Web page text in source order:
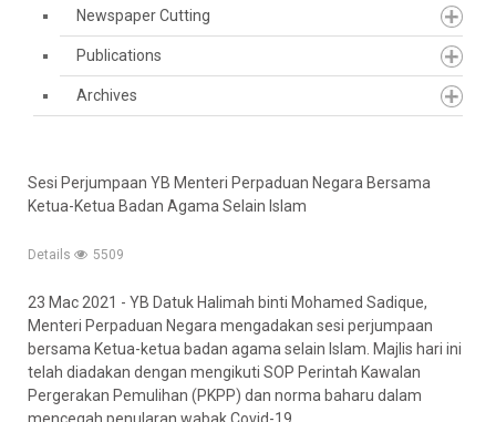
Newspaper Cutting
Publications
Archives
Sesi Perjumpaan YB Menteri Perpaduan Negara Bersama
Ketua-Ketua Badan Agama Selain Islam
Details 5509
23 Mac 2021 - YB Datuk Halimah binti Mohamed Sadique,
Menteri Perpaduan Negara mengadakan sesi perjumpaan
bersama Ketua-ketua badan agama selain Islam. Majlis hari ini
telah diadakan dengan mengikuti SOP Perintah Kawalan
Pergerakan Pemulihan (PKPP) dan norma baharu dalam